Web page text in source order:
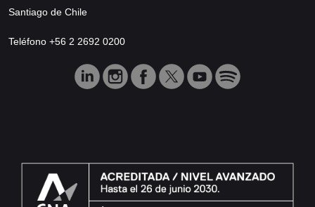
Santiago de Chile
Teléfono +56 2 2692 0200